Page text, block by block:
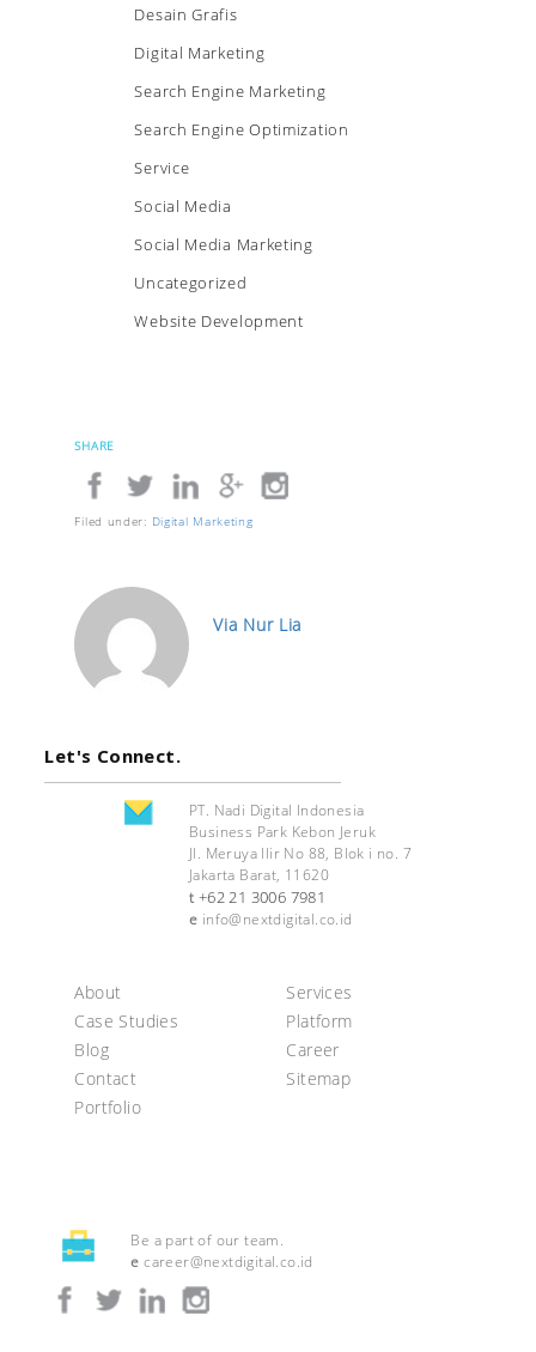
Desain Grafis
Digital Marketing
Search Engine Marketing
Search Engine Optimization
Service
Social Media
Social Media Marketing
Uncategorized
Website Development
SHARE
Filed under: Digital Marketing
Via Nur Lia
Let's Connect.
PT. Nadi Digital Indonesia
Business Park Kebon Jeruk
Jl. Meruya Ilir No 88, Blok i no. 7
Jakarta Barat, 11620
t +62 21 3006 7981
e info@nextdigital.co.id
About
Case Studies
Blog
Contact
Portfolio
Services
Platform
Career
Sitemap
Be a part of our team.
e career@nextdigital.co.id